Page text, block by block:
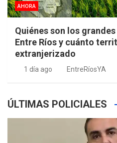
AHORA
Quiénes son los
Entre Ríos y cuánto
extranjerizado
1 día ago EntreRíosYA
ÚLTIMAS POLICIALES